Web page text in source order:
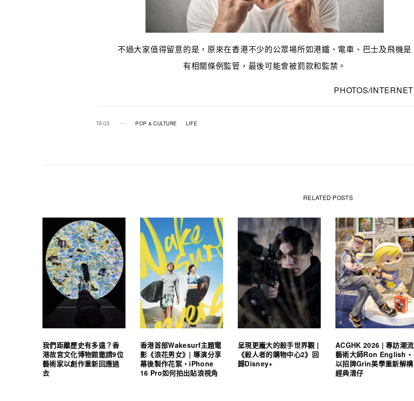
不過大家值得留意的是，原來在香港不少的公眾場所如港鐵、電車、巴士及飛機是
有相關條例監管，最後可能會被罰款和監禁。
PHOTOS/INTERNET
TAGS POP & CULTURE LIFE
RELATED POSTS
我們距離歷史有多遠？香
港故宮文化博物館邀請9位
藝術家以創作重新回應過
去
香港首部Wakesurf主題電
影《浪花男女》| 導演分享
幕後製作花絮・iPhone
16 Pro如何拍出貼浪視角
呈現更龐大的殺手世界觀 |
《殺人者的購物中心2》回
歸Disney+
ACGHK 2026 | 專訪潮流
藝術大師Ron English・
以招牌Grin美學重新解構
經典清仔